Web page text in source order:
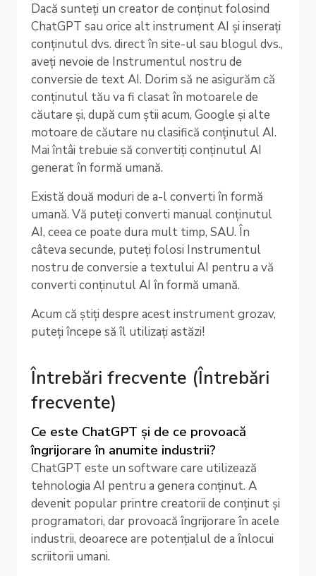
Dacă sunteți un creator de conținut folosind
ChatGPT sau orice alt instrument AI și inserați
conținutul dvs. direct în site-ul sau blogul dvs.,
aveți nevoie de Instrumentul nostru de
conversie de text AI. Dorim să ne asigurăm că
conținutul tău va fi clasat în motoarele de
căutare și, după cum știi acum, Google și alte
motoare de căutare nu clasifică conținutul AI.
Mai întâi trebuie să convertiți conținutul AI
generat în formă umană.
Există două moduri de a-l converti în formă
umană. Vă puteți converti manual conținutul
AI, ceea ce poate dura mult timp, SAU. În
câteva secunde, puteți folosi Instrumentul
nostru de conversie a textului AI pentru a vă
converti conținutul AI în formă umană.
Acum că știți despre acest instrument grozav,
puteți începe să îl utilizați astăzi!
Întrebări frecvente (Întrebări
frecvente)
Ce este ChatGPT și de ce provoacă
îngrijorare în anumite industrii?
ChatGPT este un software care utilizează
tehnologia AI pentru a genera conținut. A
devenit popular printre creatorii de conținut și
programatori, dar provoacă îngrijorare în acele
industrii, deoarece are potențialul de a înlocui
scriitorii umani.